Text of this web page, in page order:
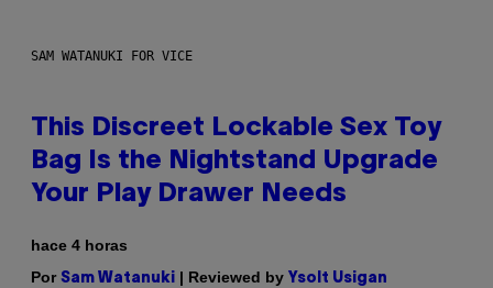
SAM WATANUKI FOR VICE
This Discreet Lockable Sex Toy
Bag Is the Nightstand Upgrade
Your Play Drawer Needs
hace 4 horas
Por Sam Watanuki | Reviewed by Ysolt Usigan